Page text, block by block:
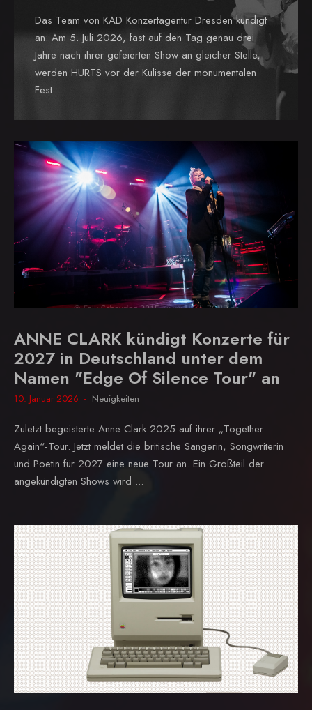
Das Team von KAD Konzertagentur Dresden kündigt
an: Am 5. Juli 2026, fast auf den Tag genau drei
Jahre nach ihrer gefeierten Show an gleicher Stelle,
werden HURTS vor der Kulisse der monumentalen
Fest...
ANNE CLARK kündigt Konzerte für
2027 in Deutschland unter dem
Namen "Edge Of Silence Tour" an
10. Januar 2026 Neuigkeiten
Zuletzt begeisterte Anne Clark 2025 auf ihrer „Together
Again“-Tour. Jetzt meldet die britische Sängerin, Songwriterin
und Poetin für 2027 eine neue Tour an. Ein Großteil der
angekündigten Shows wird ...